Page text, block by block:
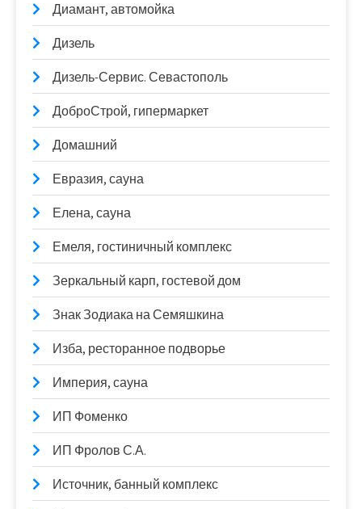
Диамант, автомойка
Дизель
Дизель-Сервис. Севастополь
ДоброСтрой, гипермаркет
Домашний
Евразия, сауна
Елена, сауна
Емеля, гостиничный комплекс
Зеркальный карп, гостевой дом
Знак Зодиака на Семяшкина
Изба, ресторанное подворье
Империя, сауна
ИП Фоменко
ИП Фролов С.А.
Источник, банный комплекс